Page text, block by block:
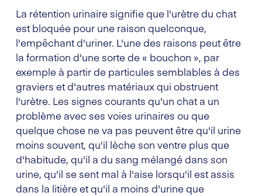
La rétention urinaire signifie que l'urètre du chat
est bloquée pour une raison quelconque,
l'empêchant d'uriner. L'une des raisons peut être
la formation d'une sorte de « bouchon », par
exemple à partir de particules semblables à des
graviers et d'autres matériaux qui obstruent
l'urètre. Les signes courants qu'un chat a un
problème avec ses voies urinaires ou que
quelque chose ne va pas peuvent être qu'il urine
moins souvent, qu'il lèche son ventre plus que
d'habitude, qu'il a du sang mélangé dans son
urine, qu'il se sent mal à l'aise lorsqu'il est assis
dans la litière et qu'il a moins d'urine que